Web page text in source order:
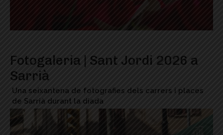
Fotogaleria | Sant Jordi 2026 a
Sarrià
Una seixantena de fotografies dels carrers i places
de Sarrià durant la diada